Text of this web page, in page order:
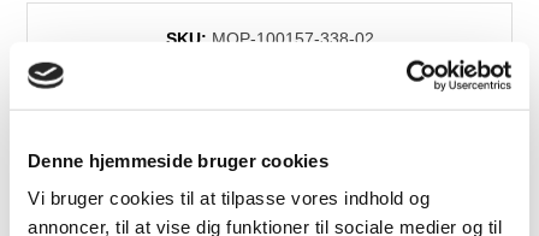
Denne hjemmeside bruger cookies
Vi bruger cookies til at tilpasse vores indhold og
annoncer, til at vise dig funktioner til sociale medier og til
SKU: MOP-100157-338-02
Levering:1-3 dage